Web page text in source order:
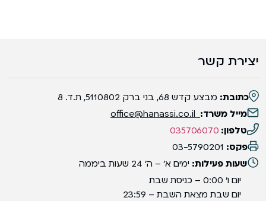
יצירת קשר
כתובת: מבצע קדש 68, בני ברק 5110802, ת.ד. 8
מייל משרד:
טלפון: 035706070
פקס: 03-5790201
שעות פעילות: ימים א' – ה' 24 שעות ביממה
יום ו' 0:00 – כניסת שבת
יום שבת מצאת השבת – 23:59